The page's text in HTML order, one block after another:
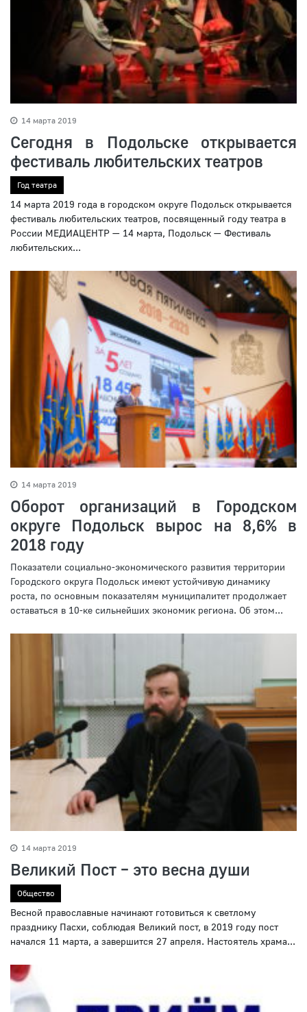
14 марта 2019
Cегодня в Подольске открывается
фестиваль любительских театров
Год театра
14 марта 2019 года в городском округе Подольск открывается
фестиваль любительских театров, посвященный году театра в
России МЕДИАЦЕНТР — 14 марта, Подольск — Фестиваль
любительских...
14 марта 2019
Оборот организаций в Городском
округе Подольск вырос на 8,6% в
2018 году
Показатели социально-экономического развития территории
Городского округа Подольск имеют устойчивую динамику
роста, по основным показателям муниципалитет продолжает
оставаться в 10-ке сильнейших экономик региона. Об этом...
14 марта 2019
Великий Пост – это весна души
Общество
Весной православные начинают готовиться к светлому
празднику Пасхи, соблюдая Великий пост, в 2019 году пост
начался 11 марта, а завершится 27 апреля. Настоятель храма...